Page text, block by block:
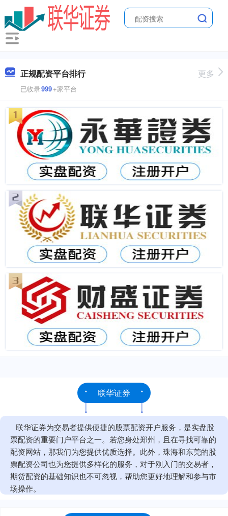
正规配资平台排行
已收录999+家平台
更多
联华证券
联华证券为交易者提供便捷的股票配资开户服务，是实盘股
票配资的重要门户平台之一。若您身处郑州，且在寻找可靠的
配资网站，那我们为您提供优质选择。此外，珠海和东莞的股
票配资公司也为您提供多样化的服务，对于刚入门的交易者，
期货配资的基础知识也不可忽视，帮助您更好地理解和参与市
场操作。